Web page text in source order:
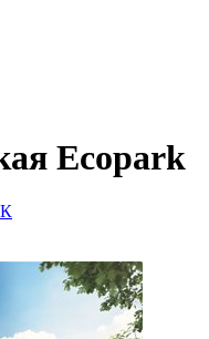
Ecopark